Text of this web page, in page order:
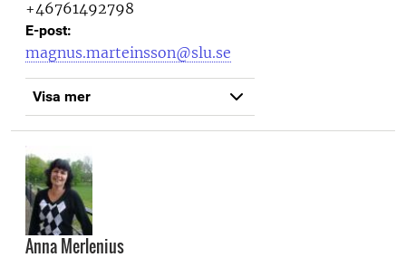
+46761492798
E-post:
magnus.marteinsson@slu.se
Visa mer
Anna Merlenius